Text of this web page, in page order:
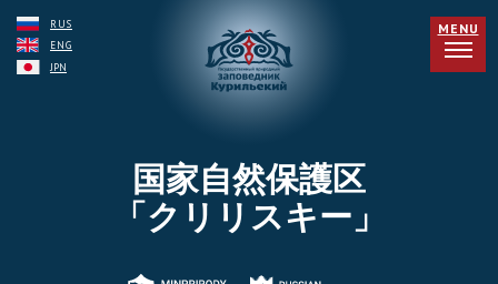
国家自然保護区
「クリリスキー」
RUS
ENG
JPN
MENU